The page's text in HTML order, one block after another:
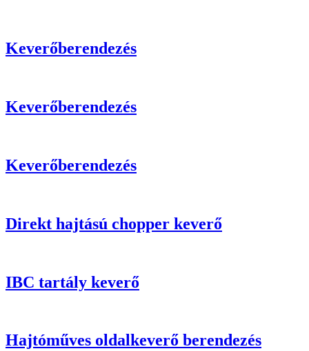
Keverőberendezés
Keverőberendezés
Keverőberendezés
Direkt hajtású chopper keverő
IBC tartály keverő
Hajtóműves oldalkeverő berendezés